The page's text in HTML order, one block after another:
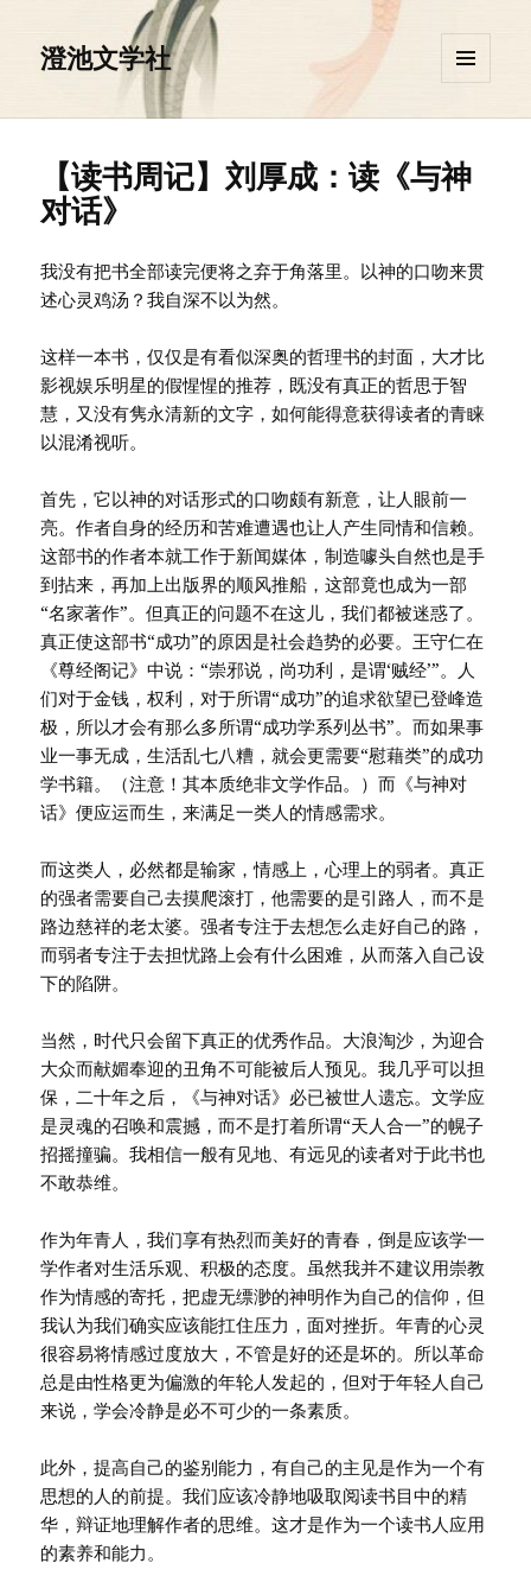
澄池文学社
挂件
【读书周记】刘厚成：读《与神
对话》
我没有把书全部读完便将之弃于角落里。以神的口吻来贯
述心灵鸡汤？我自深不以为然。
这样一本书，仅仅是有看似深奥的哲理书的封面，大才比
影视娱乐明星的假惺惺的推荐，既没有真正的哲思于智
慧，又没有隽永清新的文字，如何能得意获得读者的青睐
以混淆视听。
首先，它以神的对话形式的口吻颇有新意，让人眼前一
亮。作者自身的经历和苦难遭遇也让人产生同情和信赖。
这部书的作者本就工作于新闻媒体，制造噱头自然也是手
到拈来，再加上出版界的顺风推船，这部竟也成为一部
“名家著作”。但真正的问题不在这儿，我们都被迷惑了。
真正使这部书“成功”的原因是社会趋势的必要。王守仁在
《尊经阁记》中说：“崇邪说，尚功利，是谓‘贼经’”。人
们对于金钱，权利，对于所谓“成功”的追求欲望已登峰造
极，所以才会有那么多所谓“成功学系列丛书”。而如果事
业一事无成，生活乱七八糟，就会更需要“慰藉类”的成功
学书籍。（注意！其本质绝非文学作品。）而《与神对
话》便应运而生，来满足一类人的情感需求。
而这类人，必然都是输家，情感上，心理上的弱者。真正
的强者需要自己去摸爬滚打，他需要的是引路人，而不是
路边慈祥的老太婆。强者专注于去想怎么走好自己的路，
而弱者专注于去担忧路上会有什么困难，从而落入自己设
下的陷阱。
当然，时代只会留下真正的优秀作品。大浪淘沙，为迎合
大众而献媚奉迎的丑角不可能被后人预见。我几乎可以担
保，二十年之后，《与神对话》必已被世人遗忘。文学应
是灵魂的召唤和震撼，而不是打着所谓“天人合一”的幌子
招摇撞骗。我相信一般有见地、有远见的读者对于此书也
不敢恭维。
作为年青人，我们享有热烈而美好的青春，倒是应该学一
学作者对生活乐观、积极的态度。虽然我并不建议用崇教
作为情感的寄托，把虚无缥渺的神明作为自己的信仰，但
我认为我们确实应该能扛住压力，面对挫折。年青的心灵
很容易将情感过度放大，不管是好的还是坏的。所以革命
总是由性格更为偏激的年轮人发起的，但对于年轻人自己
来说，学会冷静是必不可少的一条素质。
此外，提高自己的鉴别能力，有自己的主见是作为一个有
思想的人的前提。我们应该冷静地吸取阅读书目中的精
华，辩证地理解作者的思维。这才是作为一个读书人应用
的素养和能力。